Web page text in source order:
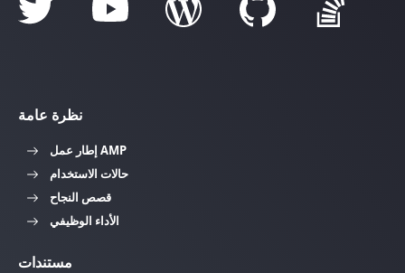
نظرة عامة
إطار عمل AMP
حالات الاستخدام
قصص النجاح
الأداء الوظيفي
مستندات